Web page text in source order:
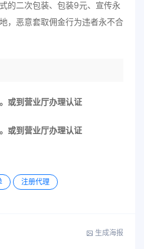
的二次包装、包装9元、宣传永
，恶意套取佣金行为违者永不合
或到营业厅办理认证
或到营业厅办理认证
注册代理
生成海报